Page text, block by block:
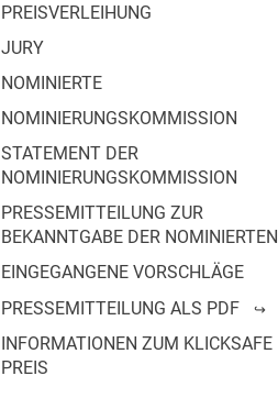
PREISVERLEIHUNG
JURY
NOMINIERTE
NOMINIERUNGSKOMMISSION
STATEMENT DER
NOMINIERUNGSKOMMISSION
PRESSEMITTEILUNG ZUR
BEKANNTGABE DER NOMINIERTEN
EINGEGANGENE VORSCHLÄGE
PRESSEMITTEILUNG ALS PDF
INFORMATIONEN ZUM KLICKSAFE
PREIS